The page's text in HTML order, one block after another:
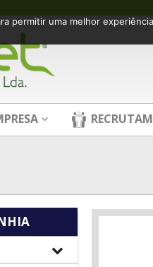
permitir uma melhor